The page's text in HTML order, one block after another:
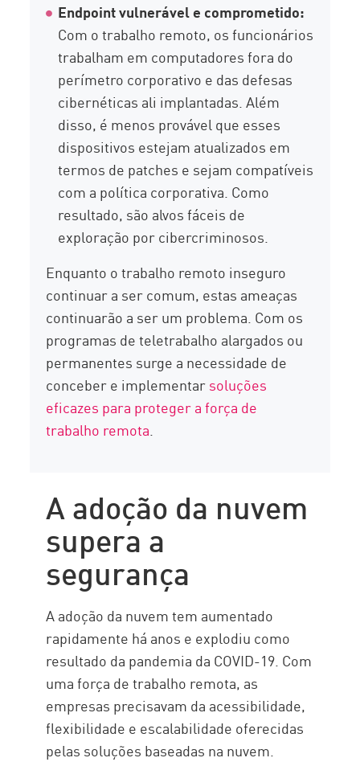
Endpoint vulnerável e comprometido:
Com o trabalho remoto, os funcionários
trabalham em computadores fora do
perímetro corporativo e das defesas
cibernéticas ali implantadas. Além
disso, é menos provável que esses
dispositivos estejam atualizados em
termos de patches e sejam compatíveis
com a política corporativa. Como
resultado, são alvos fáceis de
exploração por cibercriminosos.
Enquanto o trabalho remoto inseguro
continuar a ser comum, estas ameaças
continuarão a ser um problema. Com os
programas de teletrabalho alargados ou
permanentes surge a necessidade de
conceber e implementarsoluções
eficazes para proteger a força de
trabalho remota.
A adoção da nuvem
supera a
segurança
A adoção da nuvem tem aumentado
rapidamente há anos e explodiu como
resultado da pandemia da COVID-19. Com
uma força de trabalho remota, as
empresas precisavam da acessibilidade,
flexibilidade e escalabilidade oferecidas
pelas soluções baseadas na nuvem.